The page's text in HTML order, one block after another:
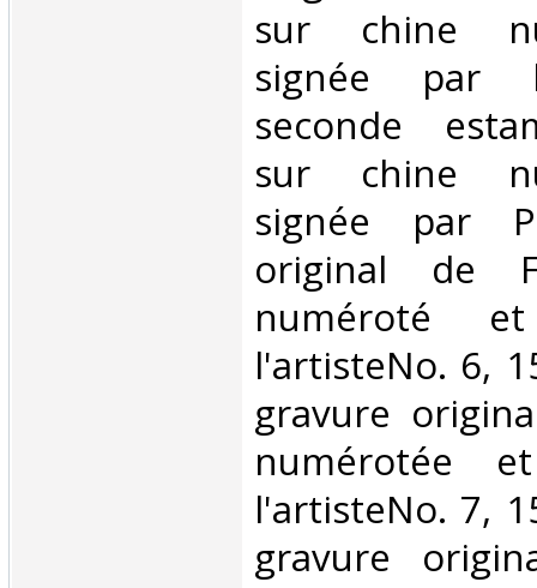
sur chine
signée par
seconde
sur chine
signée par
original de
numéroté
l'artisteNo. 6,
gravure
numérotée
l'artisteNo. 7,
gravure